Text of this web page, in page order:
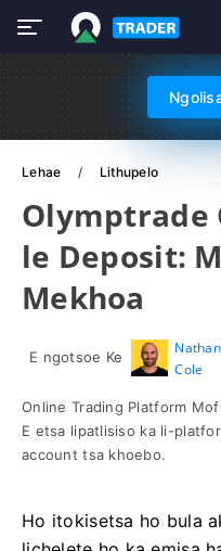
Lehae Lithupelo
Olymptrade
le Deposit:
Mekhoa
E ngotsoe Ke
Nathan
Cole
Online Trading Platform
E etsa lipatlisiso ka li-
account tsa khoebo.
Ho itokisetsa ho bula